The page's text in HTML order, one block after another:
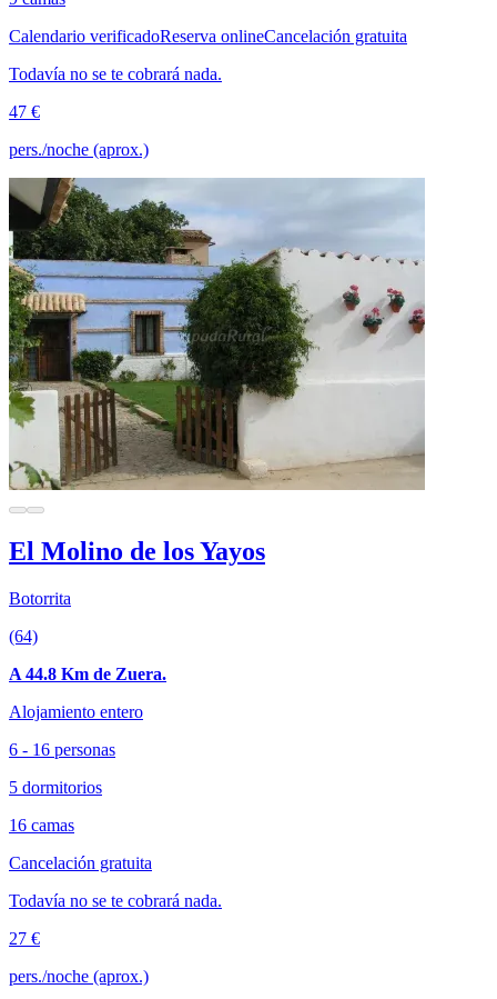
Calendario verificadoReserva onlineCancelación gratuita
Todavía no se te cobrará nada.
47 €
pers./noche (aprox.)
El Molino de los Yayos
Botorrita
(64)
A 44.8 Km de Zuera.
Alojamiento entero
6 - 16 personas
5 dormitorios
16 camas
Cancelación gratuita
Todavía no se te cobrará nada.
27 €
pers./noche (aprox.)